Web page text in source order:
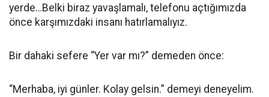
yerde…Belki biraz yavaşlamalı, telefonu açtığımızda
önce karşımızdaki insanı hatırlamalıyız.
Bir dahaki sefere “Yer var mı?” demeden önce:
“Merhaba, iyi günler. Kolay gelsin.” demeyi deneyelim.